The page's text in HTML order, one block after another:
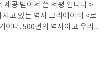
만이 남은 엘렌은 결국 그 증
모든것을 해탈한 채 스스로의
금 너무 가슴저리게 만든다.
을 쳤다. 하아.. 이름도 막스,,,
키의 복수 삼부작중에 이제 <
복수극 보다는 작가가 아우슈
제공 받아서 쓴 서평 입니다 >
고 있는 역사 크리에이터 <로
이다. 500년의 역사이고 우리
록도 방대하고, 알아야 할 내
건들이나 인물들이 어마어마
나도 놓치지 않고 , 사건의 흐